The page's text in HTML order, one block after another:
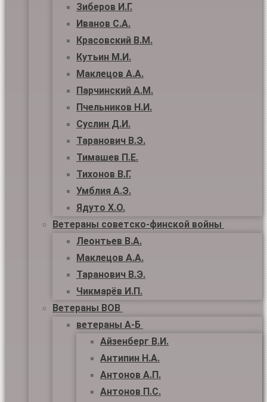
Зиберов И.Г.
Иванов С.А.
Красовский В.М.
Кутьин М.И.
Маклецов А.А.
Парчинский А.М.
Пчельников Н.И.
Суслин Д.И.
Таранович В.Э.
Тимашев П.Е.
Тихонов В.Г.
Умблия А.Э.
Ядуто Х.О.
Ветераны советско-финской войны
Леонтьев В.А.
Маклецов А.А.
Таранович В.Э.
Чикмарёв И.П.
Ветераны ВОВ
ветераны А-Б
Айзенберг В.И.
Антипин Н.А.
Антонов А.П.
Антонов П.С.